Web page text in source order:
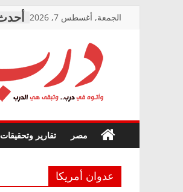
الجمعة, أغسطس 7, 2026
درب
في
درب..
هي
الدرب
مصر تقارير وتحقيقات
عدوان أمريكا